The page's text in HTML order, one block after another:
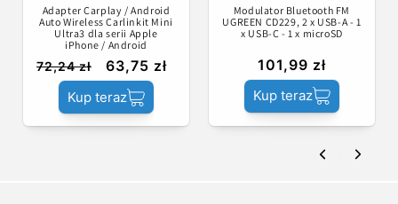
Adapter Carplay / Android
Auto Wireless Carlinkit Mini
Ultra3 dla serii Apple
iPhone / Android
72,24 zł 63,75 zł
Kup teraz
Modulator Bluetooth FM
UGREEN CD229, 2 x USB-A - 1
x USB-C - 1 x microSD
101,99 zł
Kup teraz